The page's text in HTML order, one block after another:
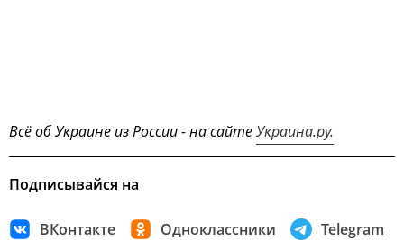
Всё об Украине из России - на сайтеУкраина.ру.
Подписывайся на
ВКонтакте Одноклассники Telegram